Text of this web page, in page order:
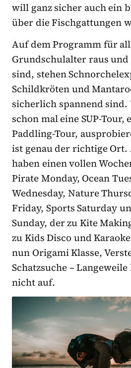
will ganz sicher auch ein
über die Fischgattungen
Auf dem Programm für
Grundschulalter raus
sind, stehen
Schildkröten und
sicherlich spannend
schon mal eine SUP-Tour,
Paddling-Tour,
ist genau der richtige Ort.
haben einen vollen
Pirate Monday, Ocean
Wednesday, Nature
Friday, Sports Saturday
Sunday, der zu Kite
zu Kids Disco und
nun Origami Klasse,
Schatzsuche –
nicht auf.